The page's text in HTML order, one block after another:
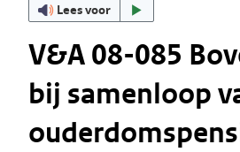
Lees voor
V&A 08-085
bij samenloop